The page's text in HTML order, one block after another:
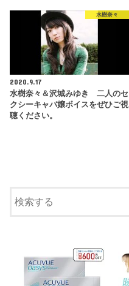
水樹奈々
2020.9.17
水樹奈々＆沢城みゆき 二人のセ
クシーキャバ嬢ボイスをぜひご視
聴ください。